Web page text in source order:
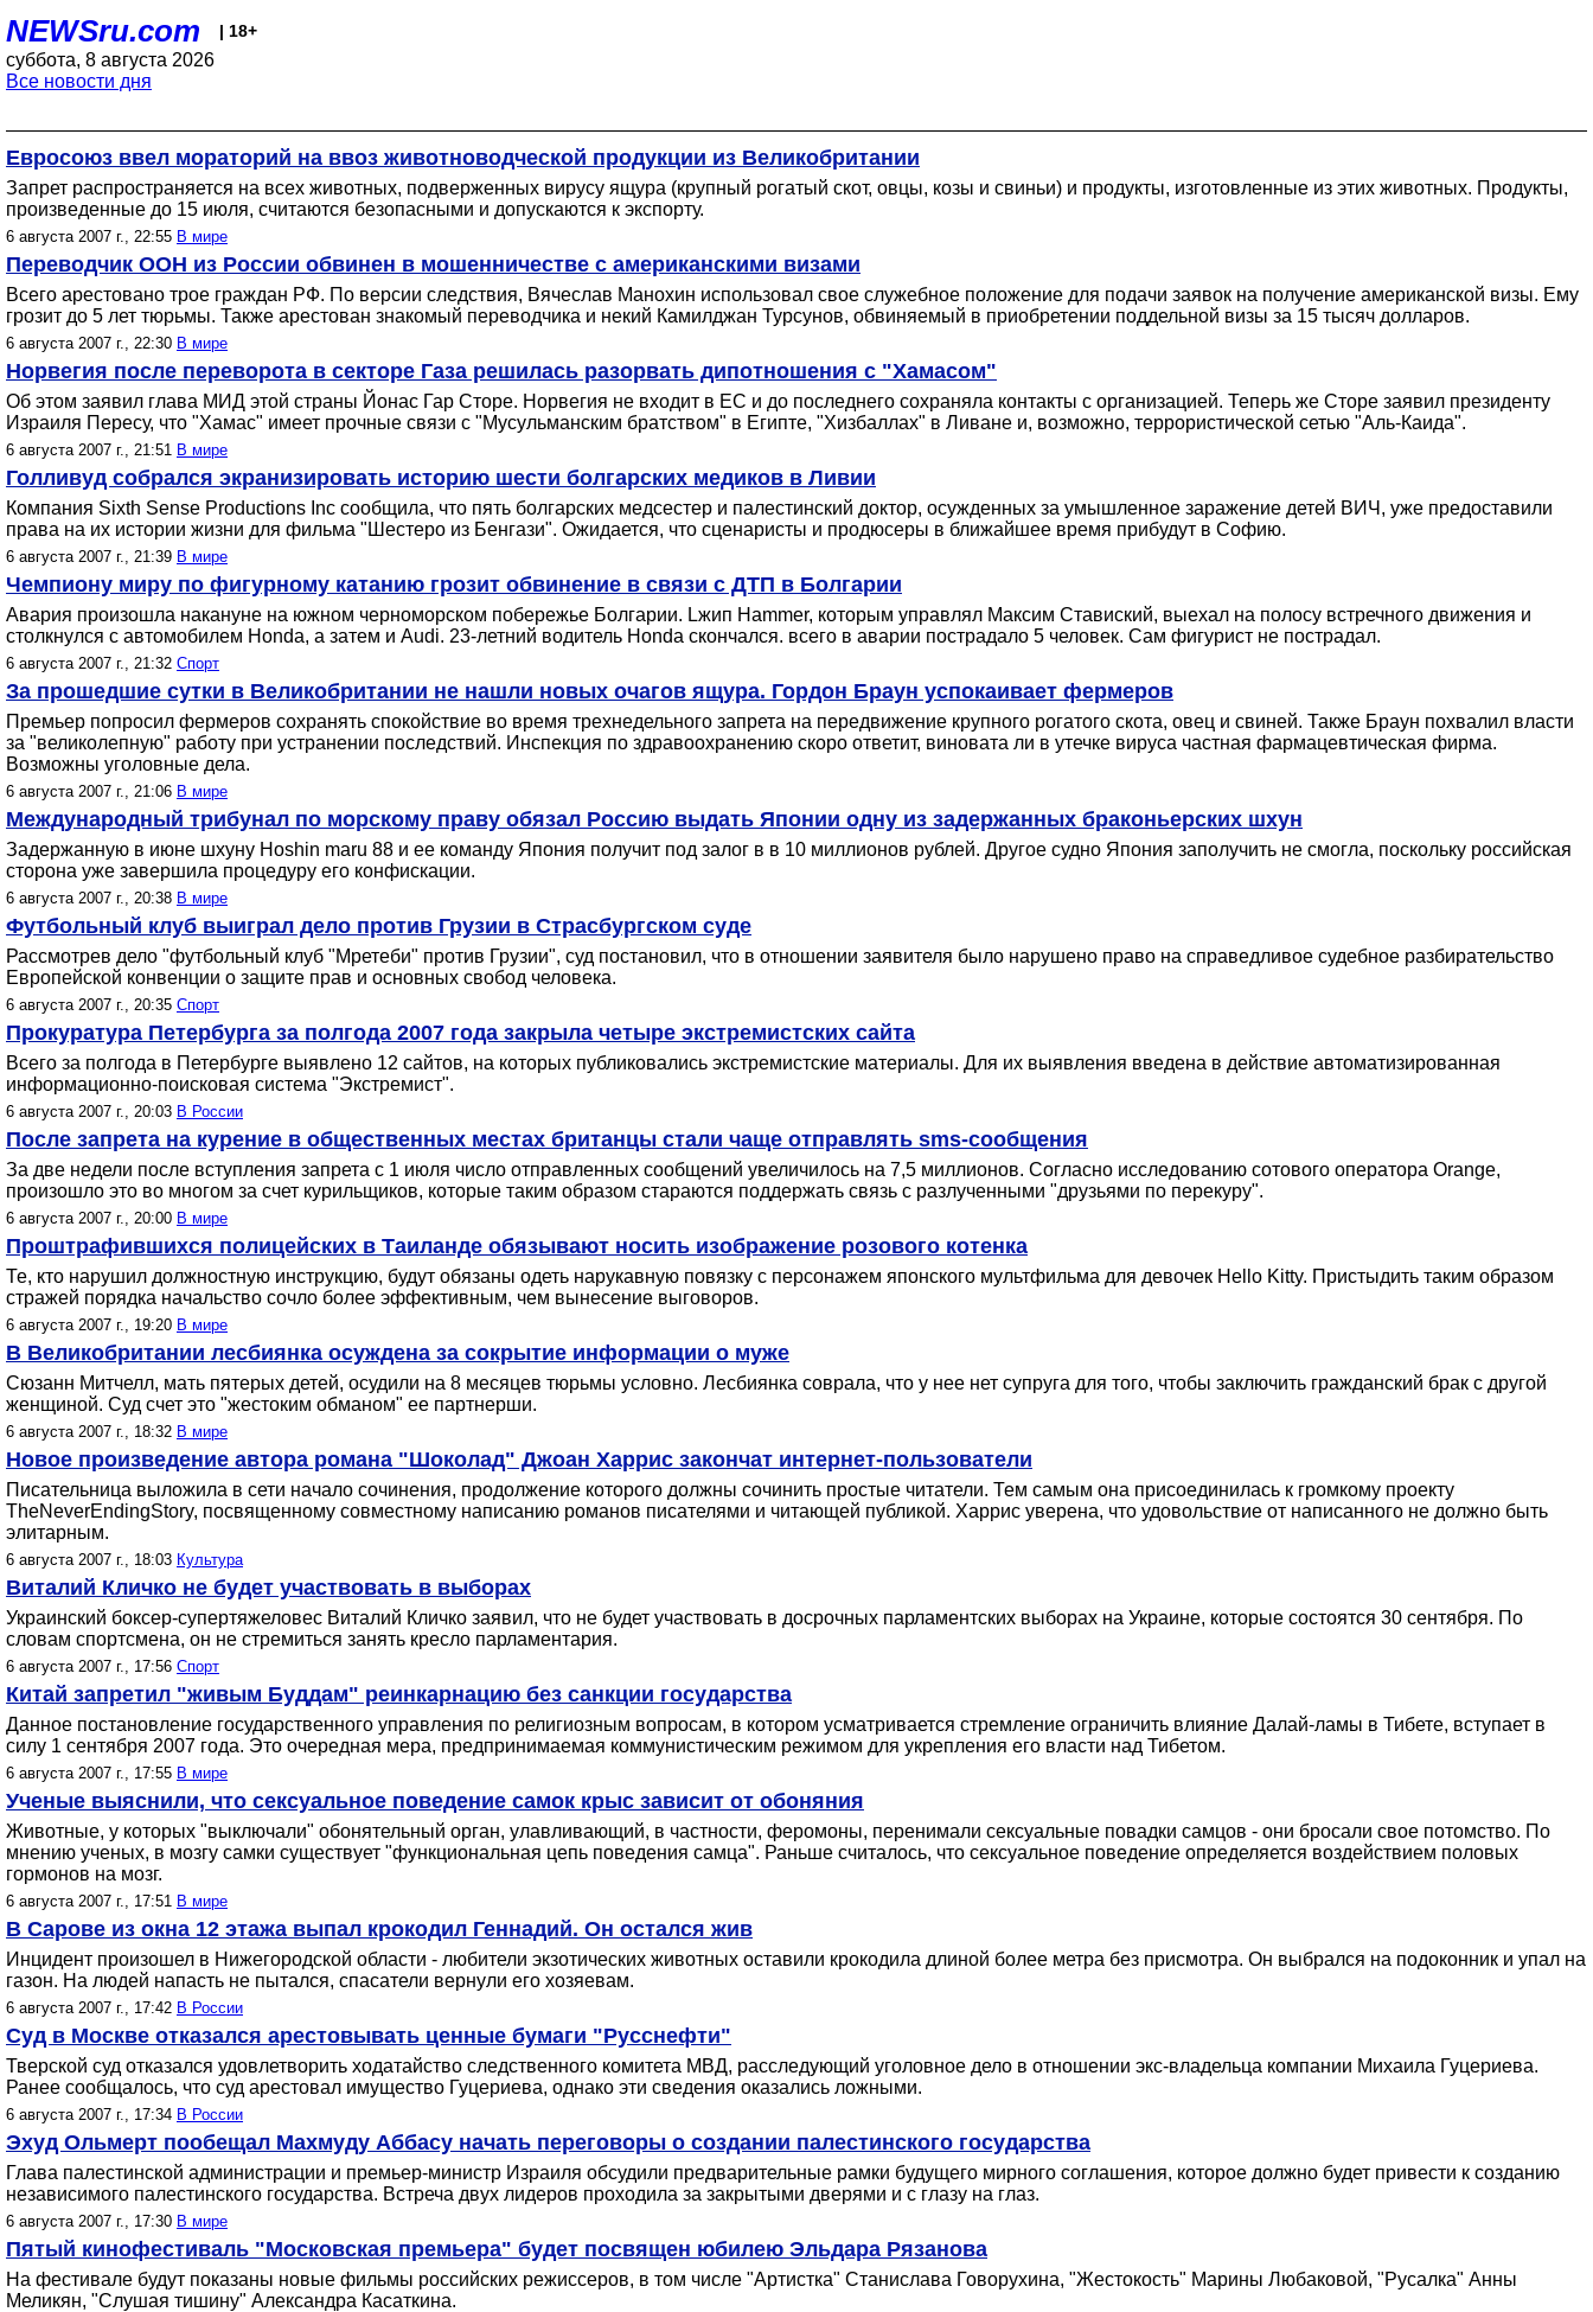
NEWSru.com | 18+
суббота, 8 августа 2026
Все новости дня
Евросоюз ввел мораторий на ввоз животноводческой продукции из Великобритании
Запрет распространяется на всех животных, подверженных вирусу ящура (крупный рогатый скот, овцы, козы и свиньи) и продукты, изготовленные из этих животных. Продукты,
произведенные до 15 июля, считаются безопасными и допускаются к экспорту.
6 августа 2007 г., 22:55 В мире
Переводчик ООН из России обвинен в мошенничестве с американскими визами
Всего арестовано трое граждан РФ. По версии следствия, Вячеслав Манохин использовал свое служебное положение для подачи заявок на получение американской визы. Ему
грозит до 5 лет тюрьмы. Также арестован знакомый переводчика и некий Камилджан Турсунов, обвиняемый в приобретении поддельной визы за 15 тысяч долларов.
6 августа 2007 г., 22:30 В мире
Норвегия после переворота в секторе Газа решилась разорвать дипотношения с "Хамасом"
Об этом заявил глава МИД этой страны Йонас Гар Сторе. Норвегия не входит в ЕС и до последнего сохраняла контакты с организацией. Теперь же Сторе заявил президенту
Израиля Пересу, что "Хамас" имеет прочные связи с "Мусульманским братством" в Египте, "Хизбаллах" в Ливане и, возможно, террористической сетью "Аль-Каида".
6 августа 2007 г., 21:51 В мире
Голливуд собрался экранизировать историю шести болгарских медиков в Ливии
Компания Sixth Sense Productions Inc сообщила, что пять болгарских медсестер и палестинский доктор, осужденных за умышленное заражение детей ВИЧ, уже предоставили
права на их истории жизни для фильма "Шестеро из Бенгази". Ожидается, что сценаристы и продюсеры в ближайшее время прибудут в Софию.
6 августа 2007 г., 21:39 В мире
Чемпиону миру по фигурному катанию грозит обвинение в связи с ДТП в Болгарии
Авария произошла накануне на южном черноморском побережье Болгарии. Lжип Hammer, которым управлял Максим Ставиский, выехал на полосу встречного движения и
столкнулся с автомобилем Honda, а затем и Audi. 23-летний водитель Honda скончался. всего в аварии пострадало 5 человек. Сам фигурист не пострадал.
6 августа 2007 г., 21:32 Спорт
За прошедшие сутки в Великобритании не нашли новых очагов ящура. Гордон Браун успокаивает фермеров
Премьер попросил фермеров сохранять спокойствие во время трехнедельного запрета на передвижение крупного рогатого скота, овец и свиней. Также Браун похвалил власти
за "великолепную" работу при устранении последствий. Инспекция по здравоохранению скоро ответит, виновата ли в утечке вируса частная фармацевтическая фирма.
Возможны уголовные дела.
6 августа 2007 г., 21:06 В мире
Международный трибунал по морскому праву обязал Россию выдать Японии одну из задержанных браконьерских шхун
Задержанную в июне шхуну Hoshin maru 88 и ее команду Япония получит под залог в в 10 миллионов рублей. Другое судно Япония заполучить не смогла, поскольку российская
сторона уже завершила процедуру его конфискации.
6 августа 2007 г., 20:38 В мире
Футбольный клуб выиграл дело против Грузии в Страсбургском суде
Рассмотрев дело "футбольный клуб "Мретеби" против Грузии", суд постановил, что в отношении заявителя было нарушено право на справедливое судебное разбирательство
Европейской конвенции о защите прав и основных свобод человека.
6 августа 2007 г., 20:35 Спорт
Прокуратура Петербурга за полгода 2007 года закрыла четыре экстремистских сайта
Всего за полгода в Петербурге выявлено 12 сайтов, на которых публиковались экстремистские материалы. Для их выявления введена в действие автоматизированная
информационно-поисковая система "Экстремист".
6 августа 2007 г., 20:03 В России
После запрета на курение в общественных местах британцы стали чаще отправлять sms-сообщения
За две недели после вступления запрета с 1 июля число отправленных сообщений увеличилось на 7,5 миллионов. Согласно исследованию сотового оператора Orange,
произошло это во многом за счет курильщиков, которые таким образом стараются поддержать связь с разлученными "друзьями по перекуру".
6 августа 2007 г., 20:00 В мире
Проштрафившихся полицейских в Таиланде обязывают носить изображение розового котенка
Те, кто нарушил должностную инструкцию, будут обязаны одеть нарукавную повязку с персонажем японского мультфильма для девочек Hello Kitty. Пристыдить таким образом
стражей порядка начальство сочло более эффективным, чем вынесение выговоров.
6 августа 2007 г., 19:20 В мире
В Великобритании лесбиянка осуждена за сокрытие информации о муже
Сюзанн Митчелл, мать пятерых детей, осудили на 8 месяцев тюрьмы условно. Лесбиянка соврала, что у нее нет супруга для того, чтобы заключить гражданский брак с другой
женщиной. Суд счет это "жестоким обманом" ее партнерши.
6 августа 2007 г., 18:32 В мире
Новое произведение автора романа "Шоколад" Джоан Харрис закончат интернет-пользователи
Писательница выложила в сети начало сочинения, продолжение которого должны сочинить простые читатели. Тем самым она присоединилась к громкому проекту
TheNeverEndingStory, посвященному совместному написанию романов писателями и читающей публикой. Харрис уверена, что удовольствие от написанного не должно быть
элитарным.
6 августа 2007 г., 18:03 Культура
Виталий Кличко не будет участвовать в выборах
Украинский боксер-супертяжеловес Виталий Кличко заявил, что не будет участвовать в досрочных парламентских выборах на Украине, которые состоятся 30 сентября. По
словам спортсмена, он не стремиться занять кресло парламентария.
6 августа 2007 г., 17:56 Спорт
Китай запретил "живым Буддам" реинкарнацию без санкции государства
Данное постановление государственного управления по религиозным вопросам, в котором усматривается стремление ограничить влияние Далай-ламы в Тибете, вступает в
силу 1 сентября 2007 года. Это очередная мера, предпринимаемая коммунистическим режимом для укрепления его власти над Тибетом.
6 августа 2007 г., 17:55 В мире
Ученые выяснили, что сексуальное поведение самок крыс зависит от обоняния
Животные, у которых "выключали" обонятельный орган, улавливающий, в частности, феромоны, перенимали сексуальные повадки самцов - они бросали свое потомство. По
мнению ученых, в мозгу самки существует "функциональная цепь поведения самца". Раньше считалось, что сексуальное поведение определяется воздействием половых
гормонов на мозг.
6 августа 2007 г., 17:51 В мире
В Сарове из окна 12 этажа выпал крокодил Геннадий. Он остался жив
Инцидент произошел в Нижегородской области - любители экзотических животных оставили крокодила длиной более метра без присмотра. Он выбрался на подоконник и упал на
газон. На людей напасть не пытался, спасатели вернули его хозяевам.
6 августа 2007 г., 17:42 В России
Суд в Москве отказался арестовывать ценные бумаги "Русснефти"
Тверской суд отказался удовлетворить ходатайство следственного комитета МВД, расследующий уголовное дело в отношении экс-владельца компании Михаила Гуцериева.
Ранее сообщалось, что суд арестовал имущество Гуцериева, однако эти сведения оказались ложными.
6 августа 2007 г., 17:34 В России
Эхуд Ольмерт пообещал Махмуду Аббасу начать переговоры о создании палестинского государства
Глава палестинской администрации и премьер-министр Израиля обсудили предварительные рамки будущего мирного соглашения, которое должно будет привести к созданию
независимого палестинского государства. Встреча двух лидеров проходила за закрытыми дверями и с глазу на глаз.
6 августа 2007 г., 17:30 В мире
Пятый кинофестиваль "Московская премьера" будет посвящен юбилею Эльдара Рязанова
На фестивале будут показаны новые фильмы российских режиссеров, в том числе "Артистка" Станислава Говорухина, "Жестокость" Марины Любаковой, "Русалка" Анны
Меликян, "Слушая тишину" Александра Касаткина.